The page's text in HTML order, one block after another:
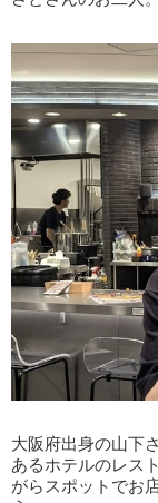
大阪府出身の山下
あるホテルのレス
がらスポットでお